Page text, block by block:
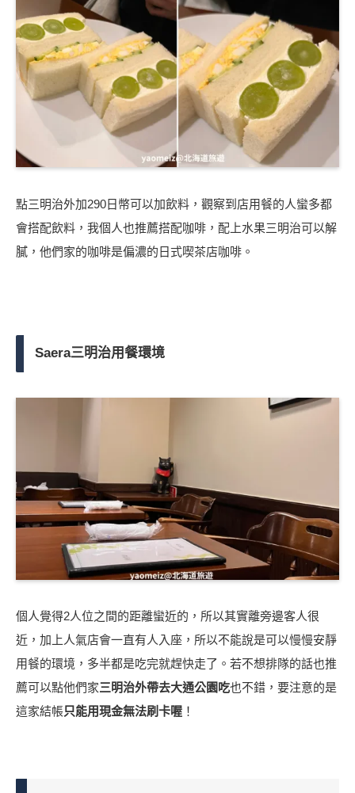
點三明治外加290日幣可以加飲料，觀察到店用餐的人蠻多都
會搭配飲料，我個人也推薦搭配咖啡，配上水果三明治可以解
膩，他們家的咖啡是偏濃的日式喫茶店咖啡。
Saera三明治用餐環境
個人覺得2人位之間的距離蠻近的，所以其實離旁邊客人很
近，加上人氣店會一直有人入座，所以不能說是可以慢慢安靜
用餐的環境，多半都是吃完就趕快走了。若不想排隊的話也推
薦可以點他們家三明治外帶去大通公園吃也不錯，要注意的是
這家結帳只能用現金無法刷卡喔 ！